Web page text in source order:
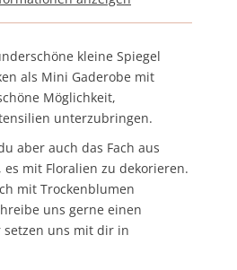
kleine Spiegel
als Mini Gaderobe mit
Möglichkeit,
unterzubringen.
aber auch das Fach aus
es mit Floralien zu dekorieren.
mit Trockenblumen
uns gerne einen
uns mit dir in